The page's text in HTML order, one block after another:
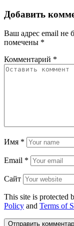
Добавить
Ваш адрес email не
помечены *
Комментарий *
Имя *
Email *
Сайт
This site is protected
Policy and Terms of